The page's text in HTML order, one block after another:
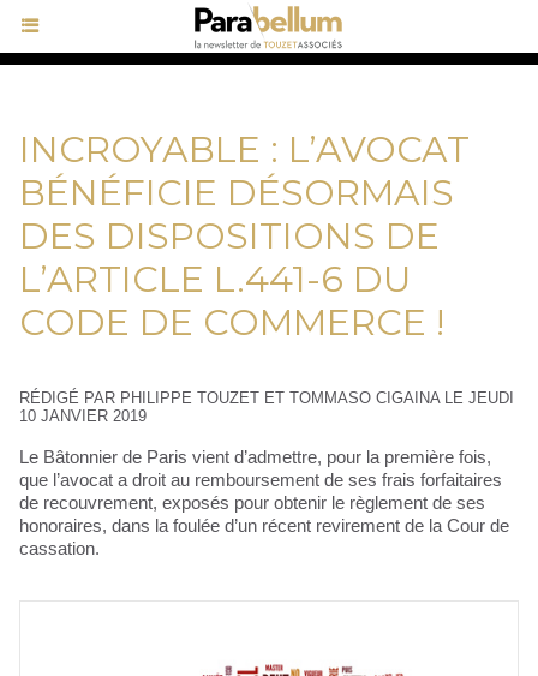
INCROYABLE : L’AVOCAT
BÉNÉFICIE DÉSORMAIS
DES DISPOSITIONS DE
L’ARTICLE L.441-6 DU
CODE DE COMMERCE !
RÉDIGÉ PAR PHILIPPE TOUZET ET TOMMASO CIGAINA LE JEUDI
10 JANVIER 2019
Le Bâtonnier de Paris vient d’admettre, pour la première fois,
que l’avocat a droit au remboursement de ses frais forfaitaires
de recouvrement, exposés pour obtenir le règlement de ses
honoraires, dans la foulée d’un récent revirement de la Cour de
cassation.